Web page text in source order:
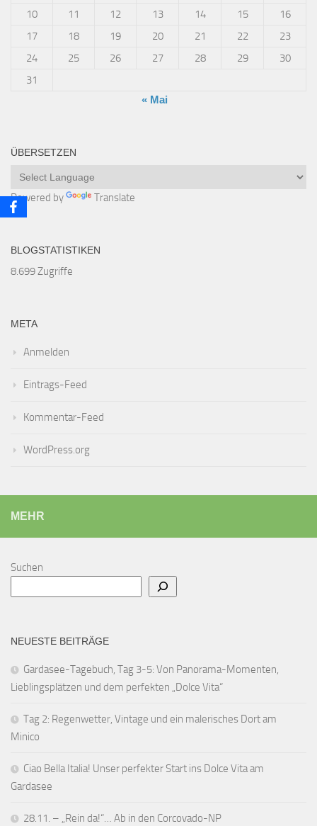
10
11 12 13 14 15
16
17
18 19 20 21 22
23
24
25 26 27 28 29
30
31
« Mai
ÜBERSETZEN
Powered by Translate
BLOGSTATISTIKEN
8.699 Zugriffe
META
Anmelden
Eintrags-Feed
Kommentar-Feed
WordPress.org
MEHR
Suchen
NEUESTE BEITRÄGE
Gardasee-Tagebuch, Tag 3-5: Von Panorama-Momenten,
Lieblingsplätzen und dem perfekten „Dolce Vita“
Tag 2: Regenwetter, Vintage und ein malerisches Dort am
Minico
Ciao Bella Italia! Unser perfekter Start ins Dolce Vita am
Gardasee
28.11. – „Rein da!“… Ab in den Corcovado-NP